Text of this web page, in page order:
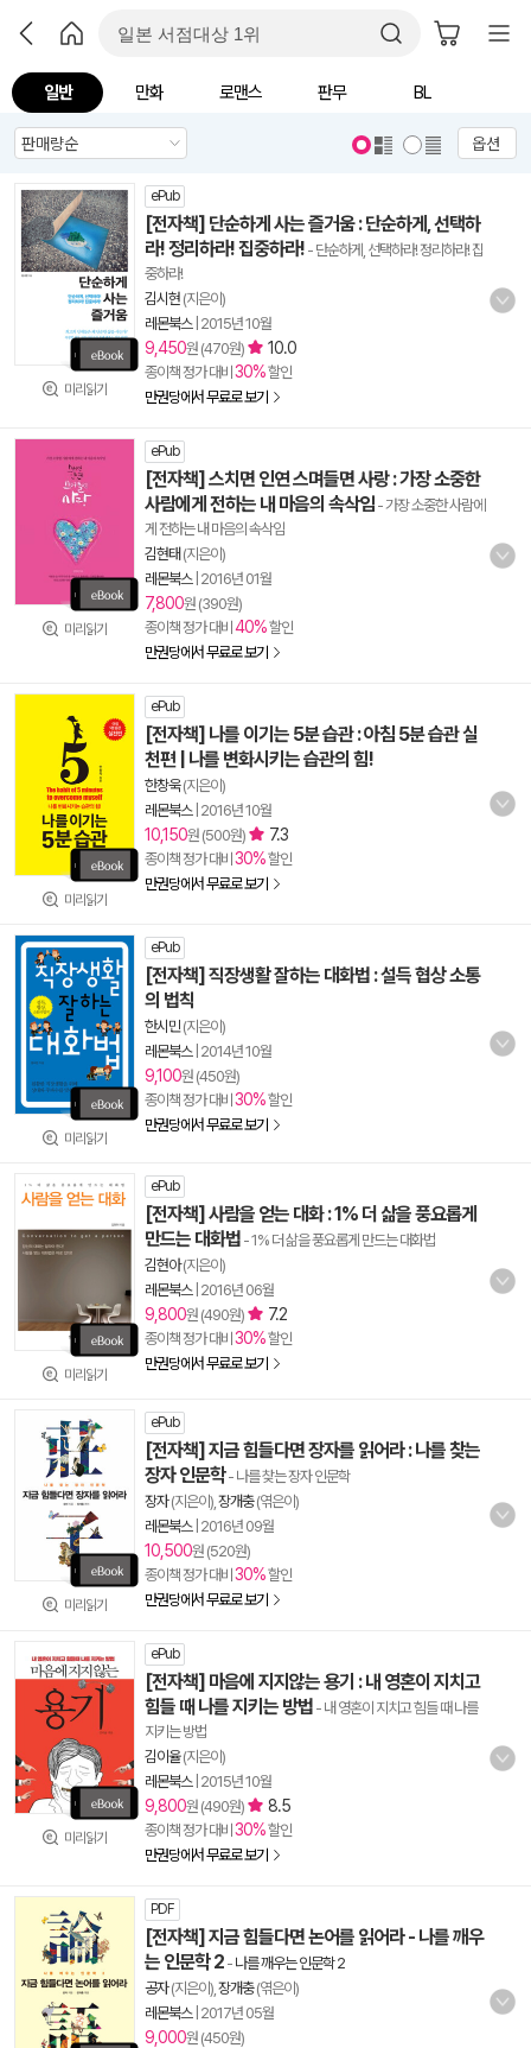
일반 만화 로맨스 판무 BL
옵션
미리읽기
ePub
[전자책] 단순하게 사는 즐거움 : 단순하게, 선택하
라! 정리하라! 집중하라! - 단순하게, 선택하라! 정리하라! 집
중하라!
김시현 (지은이)
레몬북스| 2015년 10월
9,450원 (470원) 10.0
종이책 정가 대비 30%할인
만권당에서 무료로 보기
미리읽기
ePub
[전자책] 스치면 인연 스며들면 사랑 : 가장 소중한
사람에게 전하는 내 마음의 속삭임 - 가장 소중한 사람에
게 전하는 내 마음의 속삭임
김현태 (지은이)
레몬북스| 2016년 01월
7,800원 (390원)
종이책 정가 대비 40%할인
만권당에서 무료로 보기
미리읽기
ePub
[전자책] 나를 이기는 5분 습관 : 아침 5분 습관 실
천편 | 나를 변화시키는 습관의 힘!
한창욱(지은이)
레몬북스| 2016년 10월
10,150원 (500원) 7.3
종이책 정가 대비 30%할인
만권당에서 무료로 보기
미리읽기
ePub
[전자책] 직장생활 잘하는 대화법 : 설득 협상 소통
의 법칙
한시민(지은이)
레몬북스| 2014년 10월
9,100원 (450원)
종이책 정가 대비 30%할인
만권당에서 무료로 보기
미리읽기
ePub
[전자책] 사람을 얻는 대화 : 1% 더 삶을 풍요롭게
만드는 대화법 - 1% 더 삶을 풍요롭게 만드는 대화법
김현아(지은이)
레몬북스| 2016년 06월
9,800원 (490원) 7.2
종이책 정가 대비 30%할인
만권당에서 무료로 보기
미리읽기
ePub
[전자책] 지금 힘들다면 장자를 읽어라 : 나를 찾는
장자 인문학- 나를 찾는 장자 인문학
장자(지은이), 장개충(엮은이)
레몬북스| 2016년 09월
10,500원 (520원)
종이책 정가 대비 30%할인
만권당에서 무료로 보기
미리읽기
ePub
[전자책] 마음에 지지않는 용기 : 내 영혼이 지치고
힘들 때 나를 지키는 방법 - 내 영혼이 지치고 힘들 때 나를
지키는 방법
김이율(지은이)
레몬북스| 2015년 10월
9,800원 (490원) 8.5
종이책 정가 대비 30%할인
만권당에서 무료로 보기
PDF
[전자책] 지금 힘들다면 논어를 읽어라 - 나를 깨우
는 인문학 2 - 나를 깨우는 인문학 2
공자(지은이), 장개충(엮은이)
레몬북스| 2017년 05월
9,000원 (450원)